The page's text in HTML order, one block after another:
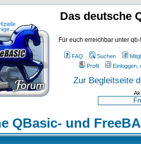
Das deutsche
Für euch erreichbar unter
FAQ Suchen
Profil
Einloggen,
Zur Begleitseite
QBasic- und